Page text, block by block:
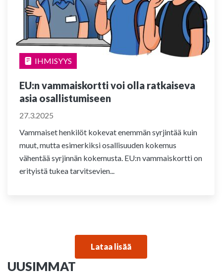
IHMISYYS
EU:n vammaiskortti voi olla ratkaiseva
asia osallistumiseen
27.3.2025
Vammaiset henkilöt kokevat enemmän syrjintää kuin
muut, mutta esimerkiksi osallisuuden kokemus
vähentää syrjinnän kokemusta. EU:n vammaiskortti on
erityistä tukea tarvitsevien...
Lataa lisää
UUSIMMAT